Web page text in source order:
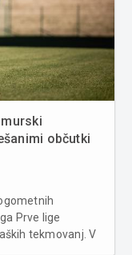
občutki
Prve lige
tekmovanj. V